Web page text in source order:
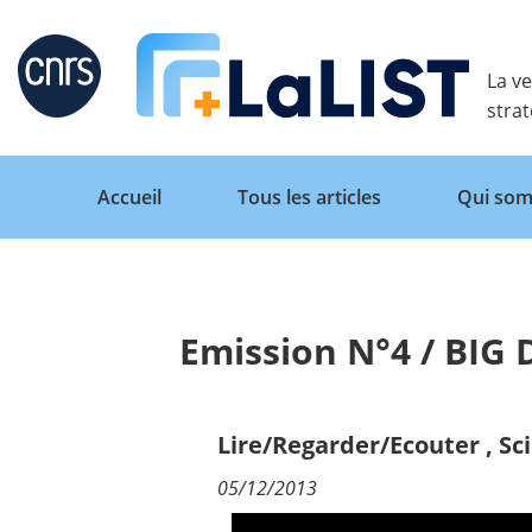
Retour
Qui sommes nous ?
La
Accueil Tous les articles Qui
Emission N°4 / BIG
Lire/Regarder/Ecouter,
05/12/2013